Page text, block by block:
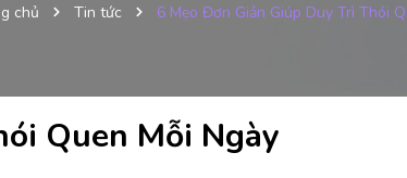
chủ Tin tức 6 Mẹo Đơn Giản Giúp Duy Trì Thói
Quen Mỗi Ngày